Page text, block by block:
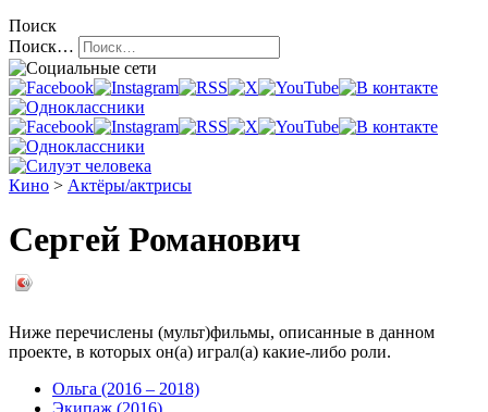
Поиск
Поиск…
Кино > Актёры/актрисы
Сергей Романович
Ниже перечислены (мульт)фильмы, описанные в данном
проекте, в которых он(а) играл(а) какие-либо роли.
Ольга (2016 – 2018)